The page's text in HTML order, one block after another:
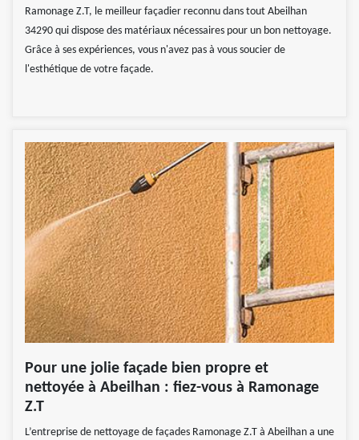
Ramonage Z.T, le meilleur façadier reconnu dans tout Abeilhan
34290 qui dispose des matériaux nécessaires pour un bon nettoyage.
Grâce à ses expériences, vous n'avez pas à vous soucier de
l'esthétique de votre façade.
Pour une jolie façade bien propre et
nettoyée à Abeilhan : fiez-vous à Ramonage
Z.T
L’entreprise de nettoyage de façades Ramonage Z.T à Abeilhan a une